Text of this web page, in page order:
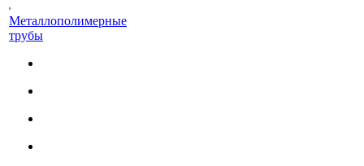
Металлополимерные
трубы